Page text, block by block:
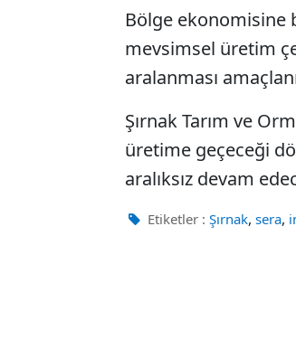
Bölge ekonomisine
mevsimsel üretim
aralanması
Şırnak Tarım ve
üretime geçeceği
aralıksız devam
Etiketler : Şırnak, sera,